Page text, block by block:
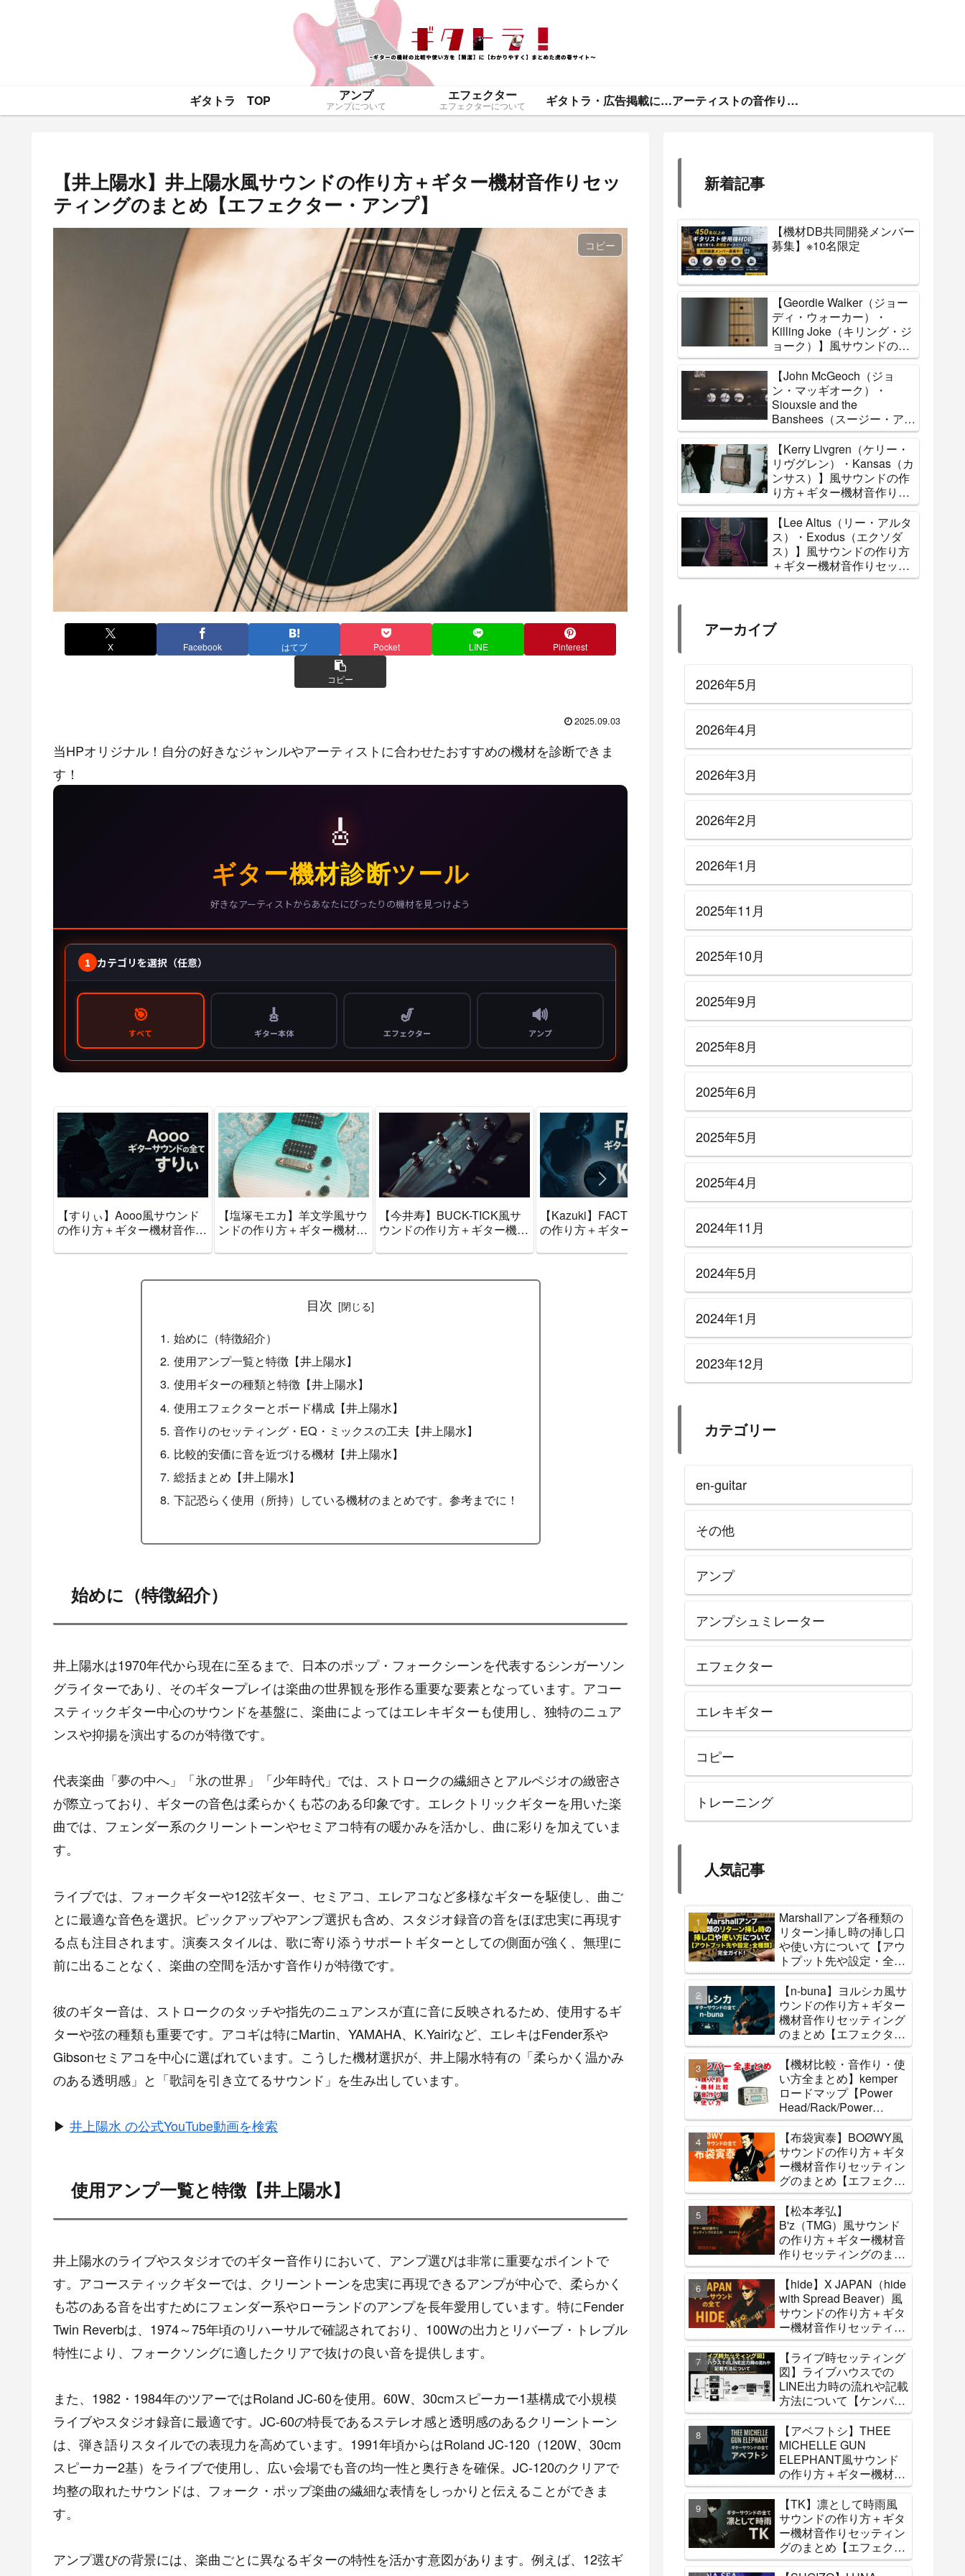
ギタトラ TOP アンプ
アンプについて
エフェクター
エフェクターについて ギタトラ・広告掲載について アーティストの音作りと機材まとめ
【井上陽水】井上陽水風サウンドの作り方＋ギター機材音作りセッ
ティングのまとめ【エフェクター・アンプ】
コピー
X Facebook はてブ Pocket LINE Pinterest
コピー
2025.09.03
当HPオリジナル！自分の好きなジャンルやアーティストに合わせたおすすめの機材を診断できま
す！
【すりぃ】Aooo風サウンド
の作り方＋ギター機材音作り
ェクター・アンプ】
【塩塚モエカ】羊文学風サウ
ンドの作り方＋ギター機材音
【エフェクター・アンプ】
【今井寿】BUCK-TICK風サ
ウンドの作り方＋ギター機材
【エフェクター・アンプ】
【Kazuki】FACT風サウンド
の作り方＋ギター機材音作り
セッティングのまとめ【エフ
ェクター・アンプ】
オルブリッチ）・Blind
Guardian（ブラインド・ガー
り方＋ギター機材音作りセッ
目次
始めに（特徴紹介）
使用アンプ一覧と特徴【井上陽水】
使用ギターの種類と特徴【井上陽水】
使用エフェクターとボード構成【井上陽水】
音作りのセッティング・EQ・ミックスの工夫【井上陽水】
比較的安価に音を近づける機材【井上陽水】
総括まとめ【井上陽水】
下記恐らく使用（所持）している機材のまとめです。参考までに！
始めに（特徴紹介）
井上陽水は1970年代から現在に至るまで、日本のポップ・フォークシーンを代表するシンガーソン
グライターであり、そのギタープレイは楽曲の世界観を形作る重要な要素となっています。アコー
スティックギター中心のサウンドを基盤に、楽曲によってはエレキギターも使用し、独特のニュア
ンスや抑揚を演出するのが特徴です。
代表楽曲「夢の中へ」「氷の世界」「少年時代」では、ストロークの繊細さとアルペジオの緻密さ
が際立っており、ギターの音色は柔らかくも芯のある印象です。エレクトリックギターを用いた楽
曲では、フェンダー系のクリーントーンやセミアコ特有の暖かみを活かし、曲に彩りを加えていま
す。
ライブでは、フォークギターや12弦ギター、セミアコ、エレアコなど多様なギターを駆使し、曲ご
とに最適な音色を選択。ピックアップやアンプ選択も含め、スタジオ録音の音をほぼ忠実に再現す
る点も注目されます。演奏スタイルは、歌に寄り添うサポートギターとしての側面が強く、無理に
前に出ることなく、楽曲の空間を活かす音作りが特徴です。
彼のギター音は、ストロークのタッチや指先のニュアンスが直に音に反映されるため、使用するギ
ターや弦の種類も重要です。アコギは特にMartin、YAMAHA、K.Yairiなど、エレキはFender系や
Gibsonセミアコを中心に選ばれています。こうした機材選択が、井上陽水特有の「柔らかく温かみ
のある透明感」と「歌詞を引き立てるサウンド」を生み出しています。
▶ 井上陽水 の公式YouTube動画を検索
使用アンプ一覧と特徴【井上陽水】
井上陽水のライブやスタジオでのギター音作りにおいて、アンプ選びは非常に重要なポイントで
す。アコースティックギターでは、クリーントーンを忠実に再現できるアンプが中心で、柔らかく
も芯のある音を出すためにフェンダー系やローランドのアンプを長年愛用しています。特にFender
Twin Reverbは、1974～75年頃のリハーサルで確認されており、100Wの出力とリバーブ・トレブル
特性により、フォークソングに適したクリアで抜けの良い音を提供します。
また、1982・1984年のツアーではRoland JC-60を使用。60W、30cmスピーカー1基構成で小規模
ライブやスタジオ録音に最適です。JC-60の特長であるステレオ感と透明感のあるクリーントーン
は、弾き語りスタイルでの表現力を高めています。1991年頃からはRoland JC-120（120W、30cm
スピーカー2基）をライブで使用し、広い会場でも音の均一性と奥行きを確保。JC-120のクリアで
均整の取れたサウンドは、フォーク・ポップ楽曲の繊細な表情をしっかりと伝えることができま
す。
アンプ選びの背景には、楽曲ごとに異なるギターの特性を活かす意図があります。例えば、12弦ギ
新着記事
【機材DB共同開発メンバー
募集】※10名限定
【Geordie Walker（ジョー
ディ・ウォーカー）・
Killing Joke（キリング・ジ
ョーク）】風サウンドの作
り方＋ギター機材音作りセ
ッティングのまとめ【エフ
ェクター・アンプ】
【John McGeoch（ジョ
ン・マッギオーク）・
Siouxsie and the
Banshees（スージー・アン
ド・ザ・バンシーズ）】風
サウンドの作り方＋ギター
機材音作りセッティングの
まとめ【エフェクター・ア
ンプ】
【Kerry Livgren（ケリー・
リヴグレン）・Kansas（カ
ンサス）】風サウンドの作
り方＋ギター機材音作りセ
ッティングのまとめ【エフ
ェクター・アンプ】
【Lee Altus（リー・アルタ
ス）・Exodus（エクソダ
ス）】風サウンドの作り方
＋ギター機材音作りセッテ
ィングのまとめ【エフェク
アーカイブ
2026年5月
2026年4月
2026年3月
2026年2月
2026年1月
2025年11月
2025年10月
2025年9月
2025年8月
2025年6月
2025年5月
2025年4月
2024年11月
2024年5月
2024年1月
2023年12月
カテゴリー
en-guitar
その他
アンプ
アンプシュミレーター
エフェクター
エレキギター
コピー
トレーニング
人気記事
Marshallアンプ各種類の
リターン挿し時の挿し口
や使い方について【アウ
トプット先や設定・全種
類】
【n-buna】ヨルシカ風サ
ウンドの作り方＋ギター
機材音作りセッティング
のまとめ【エフェクタ
ー・アンプ】
【機材比較・音作り・使
い方全まとめ】kemper
ロードマップ【Power
Head/Rack/Power
Rack/stage】
【布袋寅泰】BOØWY風
サウンドの作り方＋ギタ
ー機材音作りセッティン
グのまとめ【エフェクタ
ー・アンプ】
【松本孝弘】
B'z（TMG）風サウンド
の作り方＋ギター機材音
作りセッティングのまと
め【エフェクター・アン
プ】
【hide】X JAPAN（hide
with Spread Beaver）風
サウンドの作り方＋ギタ
ー機材音作りセッティン
グのまとめ【エフェクタ
ー・アンプ】【コピーバ
ンドへ参考】
【ライブ時セッティング
図】ライブハウスでの
LINE出力時の流れや記載
方法について【ケンパ
ー・フラクタル・hx
stomp・Quad Cortexな
ど】
【アベフトシ】THEE
MICHELLE GUN
ELEPHANT風サウンド
の作り方＋ギター機材音
作りセッティングのまと
め【エフェクター・アン
プ】
【TK】凛として時雨風
サウンドの作り方＋ギタ
ー機材音作りセッティン
グのまとめ【エフェクタ
ー・アンプ】